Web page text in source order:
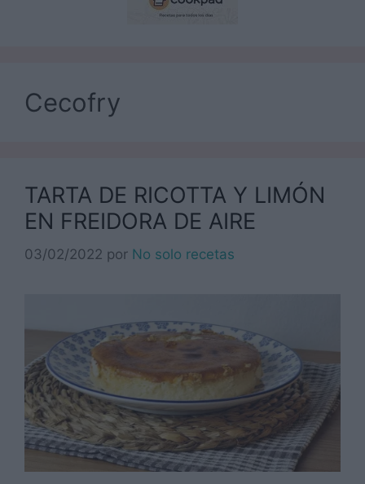
Cecofry
TARTA DE RICOTTA Y LIMÓN
EN FREIDORA DE AIRE
03/02/2022 por No solo recetas